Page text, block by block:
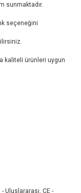
sunmaktadır.
seçeneğini
kaliteli ürünleri uygun
Uluslararası, CE -